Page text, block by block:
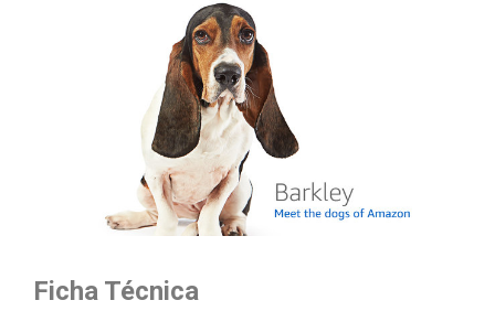
Ficha Técnica